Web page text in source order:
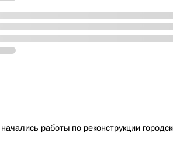
работы по реконструкции